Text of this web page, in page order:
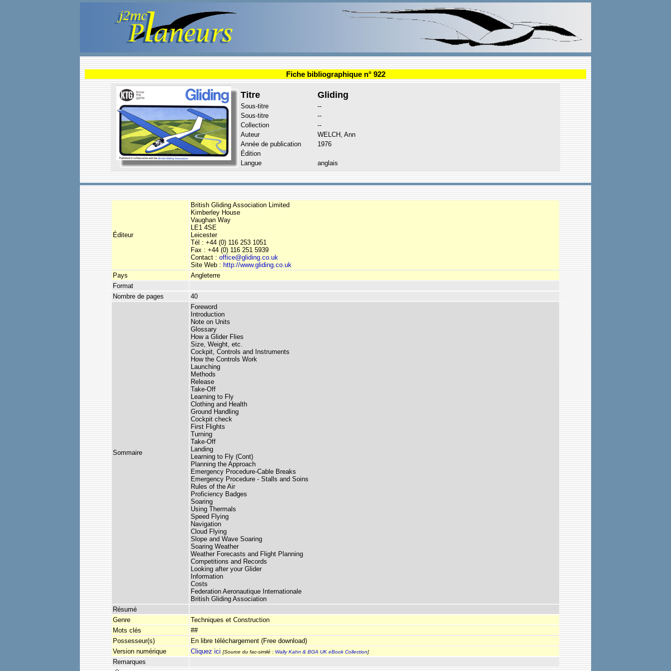
Fiche bibliographique n° 922
Titre Gliding
Sous-titre
--
Sous-titre
--
Collection
--
Auteur
WELCH, Ann
Année de publication
1976
Édition
Langue
anglais
Éditeur
British Gliding Association Limited
Kimberley House
Vaughan Way
LE1 4SE
Leicester
Tél : +44 (0) 116 253 1051
Fax : +44 (0) 116 251 5939
Contact : office@gliding.co.uk
Site Web : http://www.gliding.co.uk
Pays
Angleterre
Format
Nombre de pages
40
Sommaire
Foreword
Introduction
Note on Units
Glossary
How a Glider Flies
Size, Weight, etc.
Cockpit, Controls and Instruments
How the Controls Work
Launching
Methods
Release
Take-Off
Learning to Fly
Clothing and Health
Ground Handling
Cockpit check
First Flights
Turning
Take-Off
Landing
Learning to Fly (Cont)
Planning the Approach
Emergency Procedure-Cable Breaks
Emergency Procedure - Stalls and Soins
Rules of the Air
Proficiency Badges
Soaring
Using Thermals
Speed Flying
Navigation
Cloud Flying
Slope and Wave Soaring
Soaring Weather
Weather Forecasts and Flight Planning
Competitions and Records
Looking after your Glider
Information
Costs
Federation Aeronautique Internationale
British Gliding Association
Résumé
Genre
Techniques et Construction
Mots clés
##
Possesseur(s)
En libre téléchargement (Free download)
Version numérique
Cliquez ici [Source du fac-similé : Wally Kahn & BGA UK eBook Collection]
Remarques